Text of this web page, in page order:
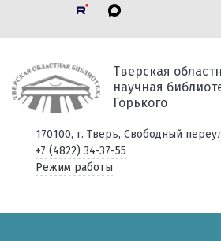
Тверская
научная
Горького
170100, г. Тверь, Свободный
+7 (4822) 34-37-55
Режим работы